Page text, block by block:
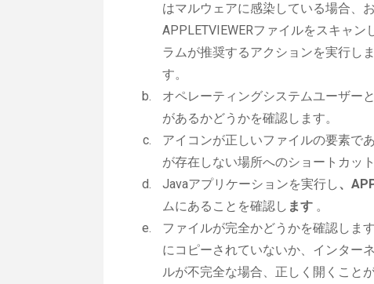
はマルウェアに感染している場合、
APPLETVIEWERファイルをスキャ
ラムが推奨するアクションを実行し
す。
オペレーティングシステムユーザー
があるかどうかを確認します。
アイコンが正しいファイルの要素で
が存在しない場所へのショートカッ
Javaアプリケーションを実行し、
ムにあることを確認し ます 。
ファイルが完全かどうかを確認しま
にコピーされていないか、インター
ルが不完全な場合、正しく開くこと